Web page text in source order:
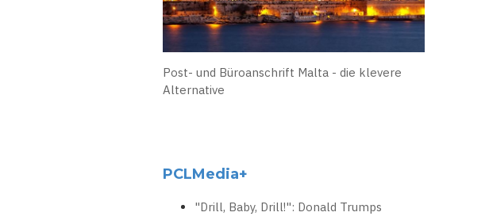
Post- und Büroanschrift Malta - die klevere
Alternative
PCLMedia+
"Drill, Baby, Drill!": Donald Trumps